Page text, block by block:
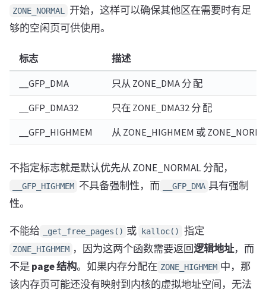
ZONE_NORMAL 开始，这样可以确保其他区在需要时有足
够的空闲页可供使用。
标志 描述
__GFP_DMA 只从 ZONE_DMA 分 配
__GFP_DMA32 只在 ZONE_DMA32 分 配
__GFP_HIGHMEM 从 ZONE_HIGHMEM 或
不指定标志就是默认优先从 ZONE_NORMAL 分配，
__GFP_HIGHMEM 不具备强制性，而 __GFP_DMA 具有强制
性。
不能给 _get_free_pages() 或 kalloc() 指定
ZONE_HIGHMEM ，因为这两个函数需要返回逻辑地址，而
不是page 结构。如果内存分配在 ZONE_HIGHMEM 中，那
该内存页可能还没有映射到内核的虚拟地址空间，无法